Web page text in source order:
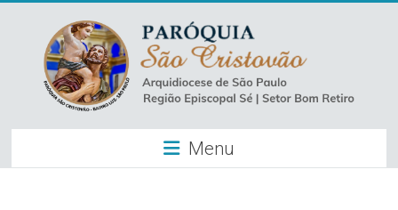
content
Paróquia
São
Menu